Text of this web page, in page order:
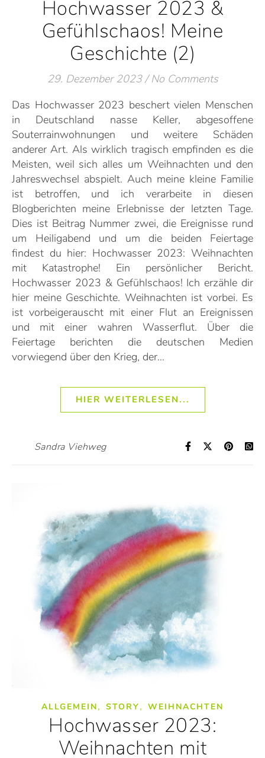
Hochwasser 2023 &
Gefühlschaos! Meine
Geschichte (2)
29. Dezember 2023 / No Comments
Das Hochwasser 2023 beschert vielen Menschen
in Deutschland nasse Keller, abgesoffene
Souterrainwohnungen und weitere Schäden
anderer Art. Als wirklich tragisch empfinden es die
Meisten, weil sich alles um Weihnachten und den
Jahreswechsel abspielt. Auch meine kleine Familie
ist betroffen, und ich verarbeite in diesen
Blogberichten meine Erlebnisse der letzten Tage.
Dies ist Beitrag Nummer zwei, die Ereignisse rund
um Heiligabend und um die beiden Feiertage
findest du hier: Hochwasser 2023: Weihnachten
mit Katastrophe! Ein persönlicher Bericht.
Hochwasser 2023 & Gefühlschaos! Ich erzähle dir
hier meine Geschichte. Weihnachten ist vorbei. Es
ist vorbeigerauscht mit einer Flut an Ereignissen
und mit einer wahren Wasserflut. Über die
Feiertage berichten die deutschen Medien
vorwiegend über den Krieg, der…
HIER WEITERLESEN...
Sandra Viehweg
ALLGEMEIN, STORY, WEIHNACHTEN
Hochwasser 2023:
Weihnachten mit